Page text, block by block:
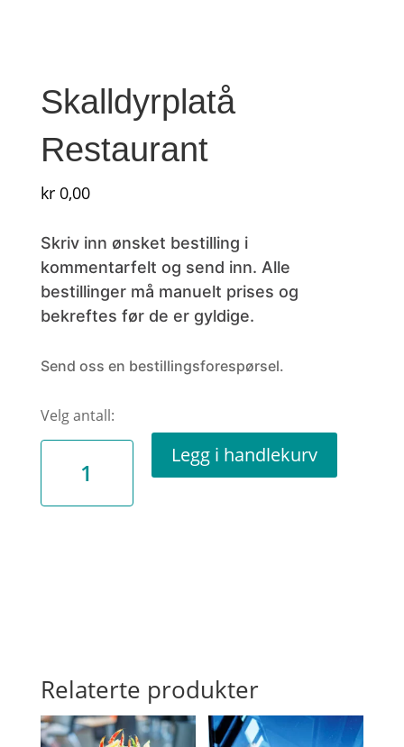
Skalldyrplatå
Restaurant
kr0,00
Skriv inn ønsket bestilling i
kommentarfelt og send inn. Alle
bestillinger må manuelt prises og
bekreftes før de er gyldige.
Send oss en bestillingsforespørsel.
Restaurant
antall
Legg i handlekurv
Relaterte produkter